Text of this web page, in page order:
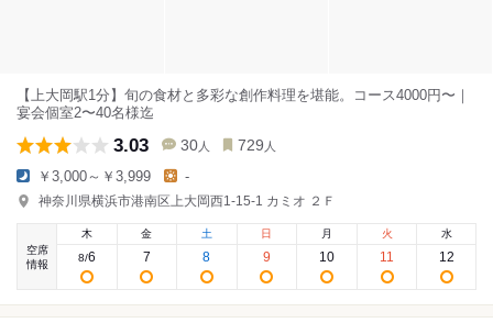
【上大岡駅1分】旬の食材と多彩な創作料理を堪能。コース4000円〜｜
宴会個室2〜40名様迄
3.03 30 人 729 人
￥3,000～￥3,999 -
神奈川県横浜市港南区上大岡西1-15-1 カミオ ２Ｆ
空席
情報
木
8/6
金
7
土
8
日
9
月
10
火
11
水
12